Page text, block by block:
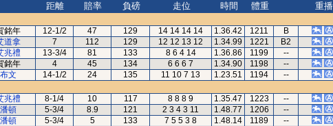
距離
賠率
負磅
走位
時間
體重
重播
銘年 12-1/2 47 129 14 14 14 14 1.36.42 1211
B
道拿 7 112 129 12 12 13 12 1.34.99 1221
B2
兆禮 13-3/4 81 133 8 6 4 14 1.36.86 1199
--
銘年 4 45 134 6 6 6 7 1.34.90 1198
--
布文 14-1/2 24 135 11 10 7 13 1.23.51 1194
--
兆禮 8-1/4 10 117 8 8 8 9 1.35.47 1223
--
潘頓 5-3/4 8.9 121 2 3 4 3 11 1.48.77 1206
--
潘頓 5-3/4 5 133 7 5 5 3 8 1.48.14 1189
--